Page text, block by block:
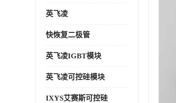
英飞凌
快恢复二极管
英飞凌IGBT模块
英飞凌可控硅模块
IXYS艾赛斯可控硅